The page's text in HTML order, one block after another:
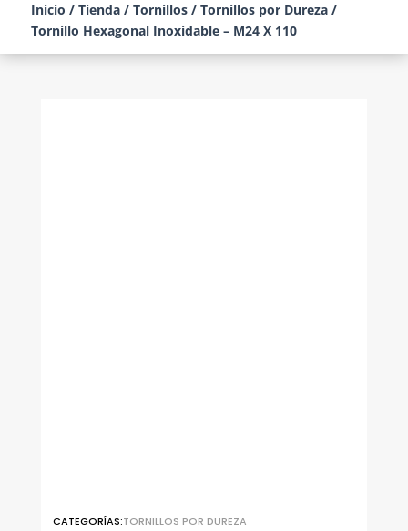
Inicio / Tienda/ Tornillos/ Tornillos por Dureza/
Tornillo Hexagonal Inoxidable – M24 X 110
CATEGORÍAS:TORNILLOS POR DUREZA